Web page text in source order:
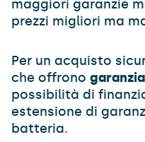
maggiori garanzie
prezzi migliori ma
Per un acquisto
che offrono
possibilità di
estensione di
batteria.